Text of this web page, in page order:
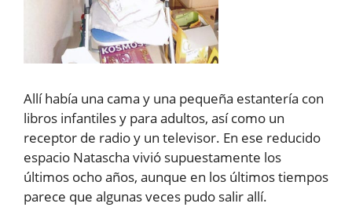
Allí había una cama y una pequeña estantería con
libros infantiles y para adultos, así como un
receptor de radio y un televisor. En ese reducido
espacio Natascha vivió supuestamente los
últimos ocho años, aunque en los últimos tiempos
parece que algunas veces pudo salir allí.